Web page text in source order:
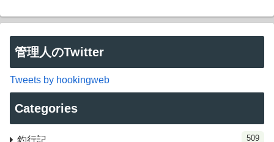
管理人のTwitter
Tweets by hookingweb
Categories
釣行記 509